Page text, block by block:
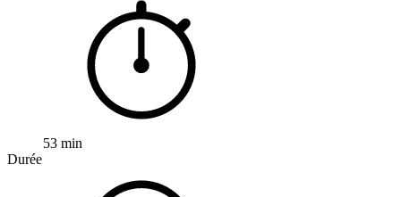
53 min
Durée